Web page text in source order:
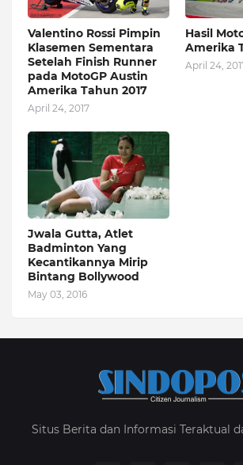
Valentino Rossi Pimpin
Klasemen Sementara
Setelah Finish Runner
pada MotoGP Austin
Amerika Tahun 2017
April 24, 2017
Hasil
Amerika
April 24,
Jwala Gutta, Atlet
Badminton Yang
Kecantikannya Mirip
Bintang Bollywood
May 03, 2016
Situs Berita dan Informasi Teraktual